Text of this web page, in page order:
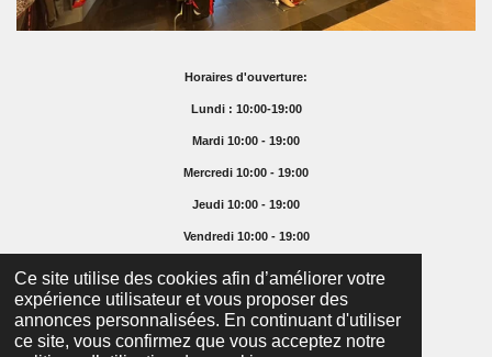
Ce site utilise des cookies afin d’améliorer votre
expérience utilisateur et vous proposer des
annonces personnalisées. En continuant d'utiliser
ce site, vous confirmez que vous acceptez notre
Horaires d'ouverture:
Lundi : 10:00-19:00
Mardi 10:00 - 19:00
Mercredi 10:00 - 19:00
Jeudi 10:00 - 19:00
Vendredi 10:00 - 19:00
Samedi 10:00 - 16:00
Dimanche Fermé
© 2025 Supremefoodshop.ch